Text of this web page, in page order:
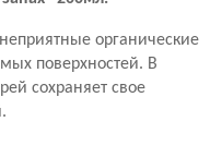
органические
поверхностей. В
сохраняет свое